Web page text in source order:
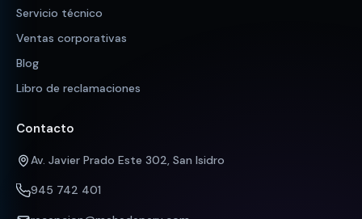
Servicio técnico
Ventas corporativas
Blog
Libro de reclamaciones
Contacto
Av. Javier Prado Este 302, San Isidro
945 742 401